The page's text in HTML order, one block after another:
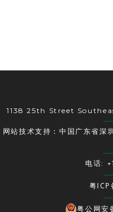
1138 25th Street
网站技术支持：中国广东省深
电话:
粤
粤公网